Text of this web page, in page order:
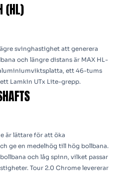
(HL)
svinghastighet att generera
och längre distans är MAX HL-
ett 46-tums
Lamkin UTx Lite-grepp.
är lättare för att öka
ge en medelhög till hög bollbana.
och låg spinn, vilket passar
Tour 2.0 Chrome levererar